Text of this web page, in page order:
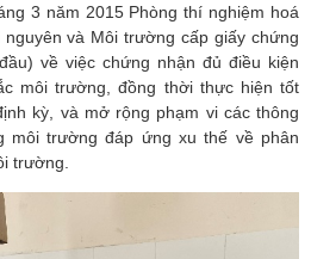
3 năm 2015 Phòng thí nghiệm hoá
và Môi trường cấp giấy chứng
về việc chứng nhận đủ điều kiện
môi trường, đồng thời thực hiện tốt
kỳ, và mở rộng phạm vi các thông
môi trường đáp ứng xu thế về phân
trường.